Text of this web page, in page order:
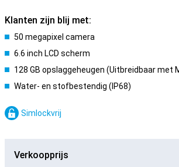
Klanten zijn blij met:
50 megapixel camera
6.6 inch LCD scherm
128 GB opslaggeheugen (Uitbreidbaar met
Water- en stofbestendig (IP68)
Simlockvrij
Verkoopprijs